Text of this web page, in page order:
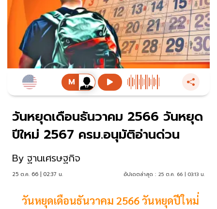
วันหยุดเดือนธันวาคม 2566 วันหยุด
ปีใหม่ 2567 ครม.อนุมัติอ่านด่วน
By ฐานเศรษฐกิจ
25 ต.ค. 66 | 02:37 น. อัปเดตล่าสุด : 25 ต.ค. 66 | 03:13 น.
วันหยุดเดือนธันวาคม 2566 วันหยุดปีใหม่่